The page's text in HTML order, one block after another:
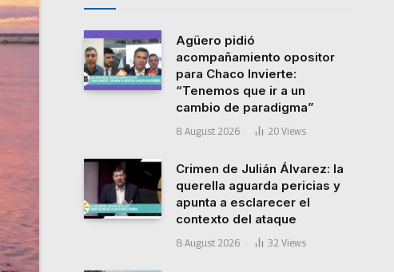
Agüero pidió
acompañamiento opositor
para Chaco Invierte:
“Tenemos que ir a un
cambio de paradigma”
8 August 2026 20 Views
Crimen de Julián Álvarez: la
querella aguarda pericias y
apunta a esclarecer el
contexto del ataque
8 August 2026 32 Views